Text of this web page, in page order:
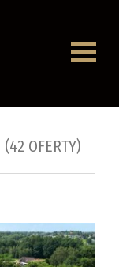
Oferty
Domy
(42 OFERTY)